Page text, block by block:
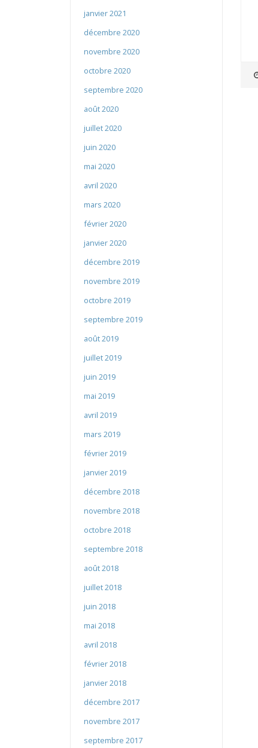
janvier 2021
décembre 2020
novembre 2020
octobre 2020
septembre 2020
août 2020
juillet 2020
juin 2020
mai 2020
avril 2020
mars 2020
février 2020
janvier 2020
décembre 2019
novembre 2019
octobre 2019
septembre 2019
août 2019
juillet 2019
juin 2019
mai 2019
avril 2019
mars 2019
février 2019
janvier 2019
décembre 2018
novembre 2018
octobre 2018
septembre 2018
août 2018
juillet 2018
juin 2018
mai 2018
avril 2018
février 2018
janvier 2018
décembre 2017
novembre 2017
septembre 2017